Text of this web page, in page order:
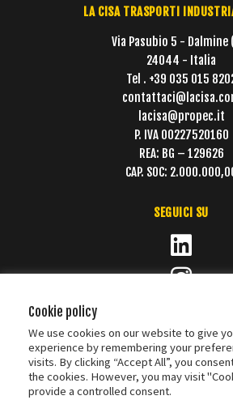
LA CISA TRASPORTI
Via Pasubio 5 - Dalmine
24044 - Italia
Tel . +39 035 015
lacisa@propec.it
P. IVA 00227520160
REA: BG – 129626
CAP. SOC:
SEGUICI SU
Cookie policy
We use cookies on our website to give
experience by remembering your
visits. By clicking “Accept All”, you
the cookies. However, you may visit
provide a controlled consent.